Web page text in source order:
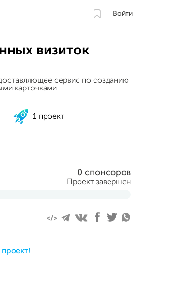
Войти
визиток
сервис по созданию
карточками
1 проект
0 спонсоров
Проект завершен
проект!